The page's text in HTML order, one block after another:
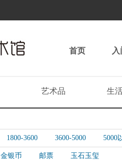
首页
艺术品 生
1800-3600 3600-5000 5000
金银币 邮票 玉石玉玺